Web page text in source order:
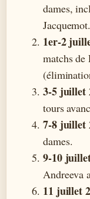
dames,
Jacquemot.
1er-2
matchs
3-5 juillet
tours
7-8 juillet
dames.
9-10
Andreeva
11 juillet